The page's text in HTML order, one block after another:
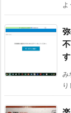
み